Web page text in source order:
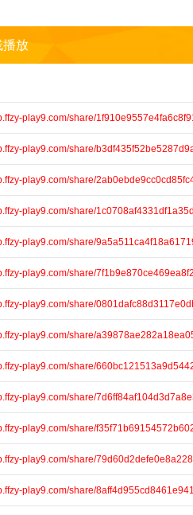
播放
play9.com/share/
play9.com/share/
play9.com/share/
play9.com/share/
play9.com/share/
play9.com/share/
play9.com/share/
play9.com/share/
play9.com/share/
play9.com/share/
play9.com/share/
play9.com/share/
play9.com/share/